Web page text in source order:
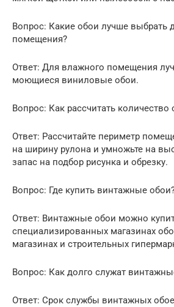
Вопрос: Какие обои лучше выбрать
помещения?
Ответ: Для влажного помещения
моющиеся виниловые обои.
Вопрос: Как рассчитать количество
Ответ: Рассчитайте периметр
на ширину рулона и умножьте на
запас на подбор рисунка и обрезку.
Вопрос: Где купить винтажные
Ответ: Винтажные обои можно
специализированных магазинах
магазинах и строительных
Вопрос: Как долго служат
Ответ: Срок службы винтажных